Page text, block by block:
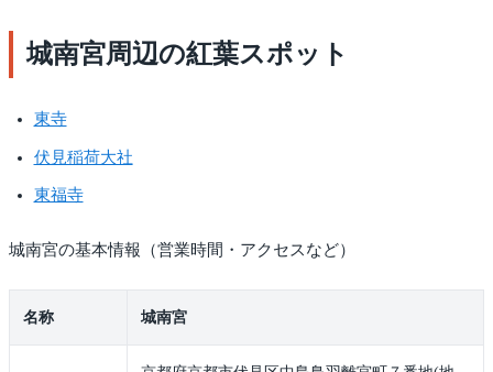
城南宮周辺の紅葉スポット
東寺
伏見稲荷大社
東福寺
城南宮の基本情報（営業時間・アクセスなど）
名称 城南宮